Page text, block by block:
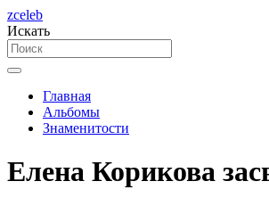
zceleb
Искать
Главная
Альбомы
Знаменитости
Елена Корикова